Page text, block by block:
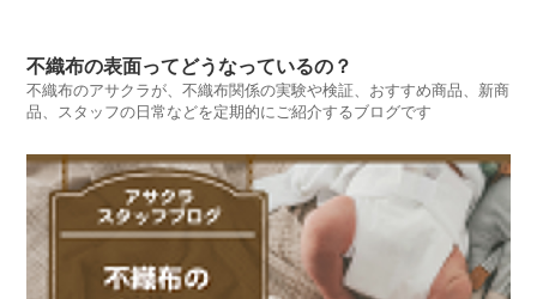
不織布の表面ってどうなっているの？
不織布のアサクラが、不織布関係の実験や検証、おすすめ商品、新商
品、スタッフの日常などを定期的にご紹介するブログです